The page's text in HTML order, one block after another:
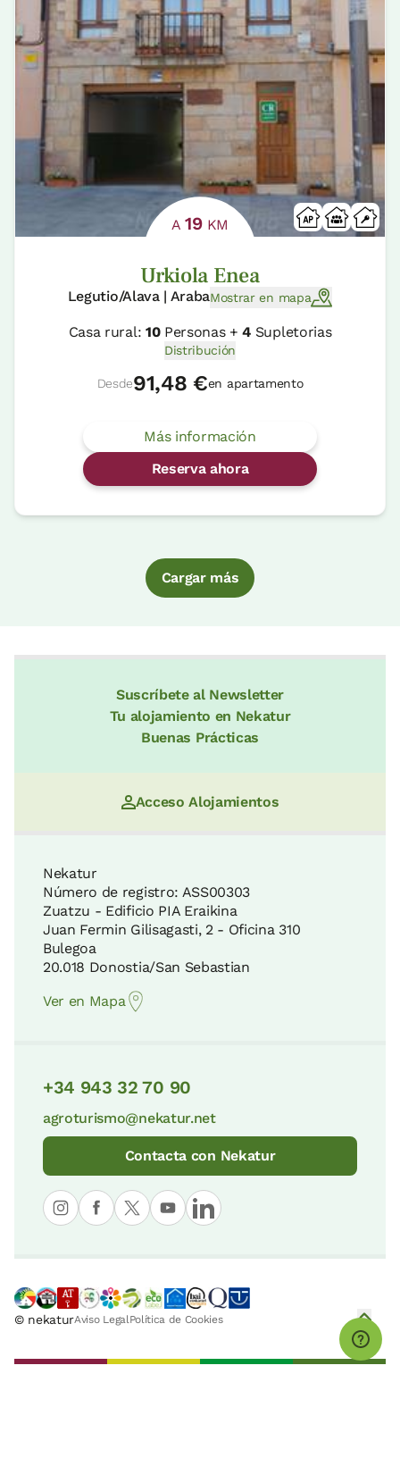
A19KM
Urkiola Enea
Legutio/Alava | ArabaMostrar en mapa
Casa rural: 10Personas +4 Supletorias
Distribución
Desde91,48 €en apartamento
Más información
Reserva ahora
Cargar más
Suscríbete al Newsletter
Tu alojamiento en Nekatur
Buenas Prácticas
Acceso Alojamientos
Nekatur
Número de registro: ASS00303
Zuatzu - Edificio PIA Eraikina
Juan Fermin Gilisagasti, 2 - Oficina 310
Bulegoa
20.018 Donostia/San Sebastian
Ver en Mapa
+34 943 32 70 90
agroturismo@nekatur.net
Contacta con Nekatur
© nekaturAviso LegalPolítica de Cookies